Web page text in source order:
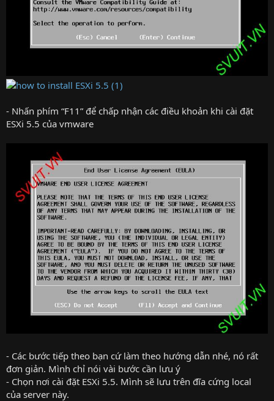
- Nhấn phím “F11” để chấp nhận các điều khoản khi cài đặt
ESXi 5.5 của vmware
- Các bước tiếp theo bạn cứ làm theo hướng dẫn nhé, nó rất
đơn giản. Mình chỉ nói vài bước cần lưu ý
- Chọn nơi cài đặt ESXi 5.5. Mình sẽ lưu trên đĩa cứng local
của server này.